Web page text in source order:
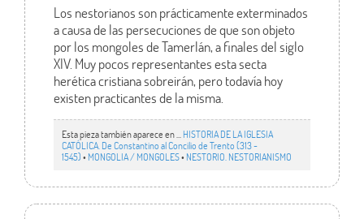
Los nestorianos son prácticamente exterminados
a causa de las persecuciones de que son objeto
por los mongoles de Tamerlán, a finales del siglo
XIV. Muy pocos representantes esta secta
herética cristiana sobreirán, pero todavía hoy
existen practicantes de la misma.
Esta pieza también aparece en ... HISTORIA DE LA IGLESIA
CATÓLICA. De Constantino al Concilio de Trento (313 -
1545)• MONGOLIA / MONGOLES• NESTORIO. NESTORIANISMO